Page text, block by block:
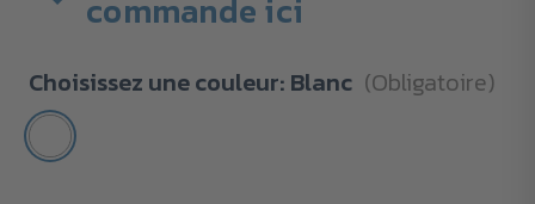
commande ici
Choisissez une couleur: Blanc (Obligatoire)